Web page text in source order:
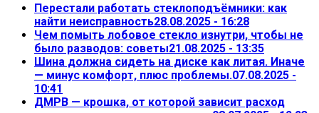
Перестали работать стеклоподъёмники: как
найти неисправность28.08.2025 - 16:28
Чем помыть лобовое стекло изнутри, чтобы не
было разводов: советы21.08.2025 - 13:35
Шина должна сидеть на диске как литая. Иначе
— минус комфорт, плюс проблемы.07.08.2025 -
10:41
ДМРВ — крошка, от которой зависит расход